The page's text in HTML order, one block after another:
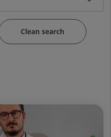
Clean search